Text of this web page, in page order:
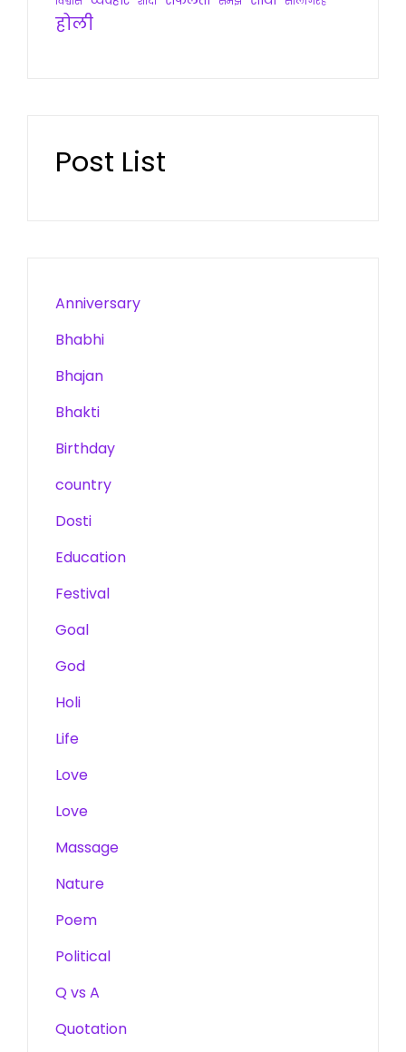
होली
Post List
Anniversary
Bhabhi
Bhajan
Bhakti
Birthday
country
Dosti
Education
Festival
Goal
God
Holi
Life
Love
Love
Massage
Nature
Poem
Political
Q vs A
Quotation